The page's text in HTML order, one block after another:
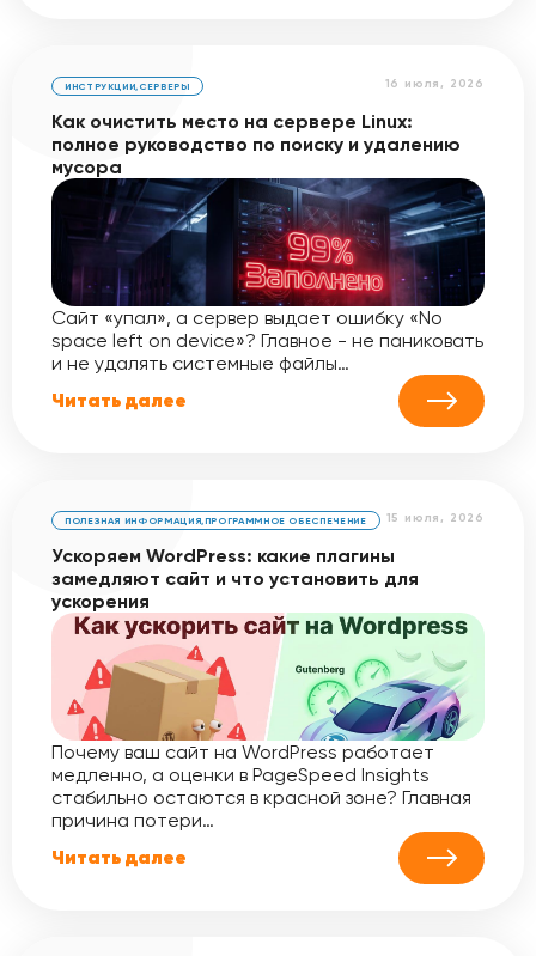
16 июля, 2026
ИНСТРУКЦИИ, СЕРВЕРЫ
Как очистить место на сервере Linux:
полное руководство по поиску и удалению
мусора
Сайт «упал», а сервер выдает ошибку «No
space left on device»? Главное - не паниковать
и не удалять системные файлы…
Читать далее
15 июля, 2026
ПОЛЕЗНАЯ ИНФОРМАЦИЯ,ПРОГРАММНОЕ ОБЕСПЕЧЕНИЕ
Ускоряем WordPress: какие плагины
замедляют сайт и что установить для
ускорения
Почему ваш сайт на WordPress работает
медленно, а оценки в PageSpeed Insights
стабильно остаются в красной зоне? Главная
причина потери…
Читать далее